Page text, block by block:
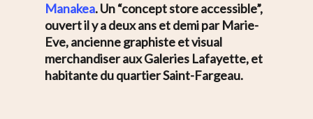
Manakea. Un “concept store accessible”,
ouvert il y a deux ans et demi par Marie-
Eve, ancienne graphiste et visual
merchandiser aux Galeries Lafayette, et
habitante du quartier Saint-Fargeau.